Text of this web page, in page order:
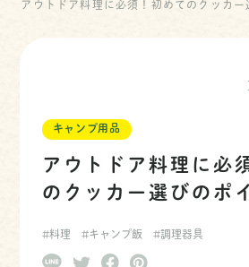
アウトドア料理に必須！初めてのクッカー
キャンプ用品
アウトドア料理に必
のクッカー選びのポ
#料理 #キャンプ飯 #調理器具